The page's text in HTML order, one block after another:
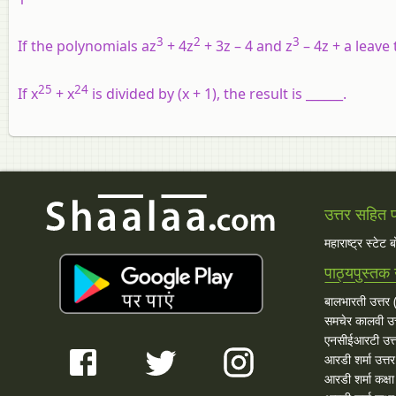
If the polynomials az3 + 4z2 + 3z – 4 and z3 – 4z + a
If x25 + x24 is divided by (x + 1), the result is ______.
उत्तर सहित
महाराष्ट्र
पाठ्यपुस्तक
बालभारती उत्तर
समचेर कालवी
एनसीईआरटी
आरडी शर्मा उत्तर
आरडी शर्मा